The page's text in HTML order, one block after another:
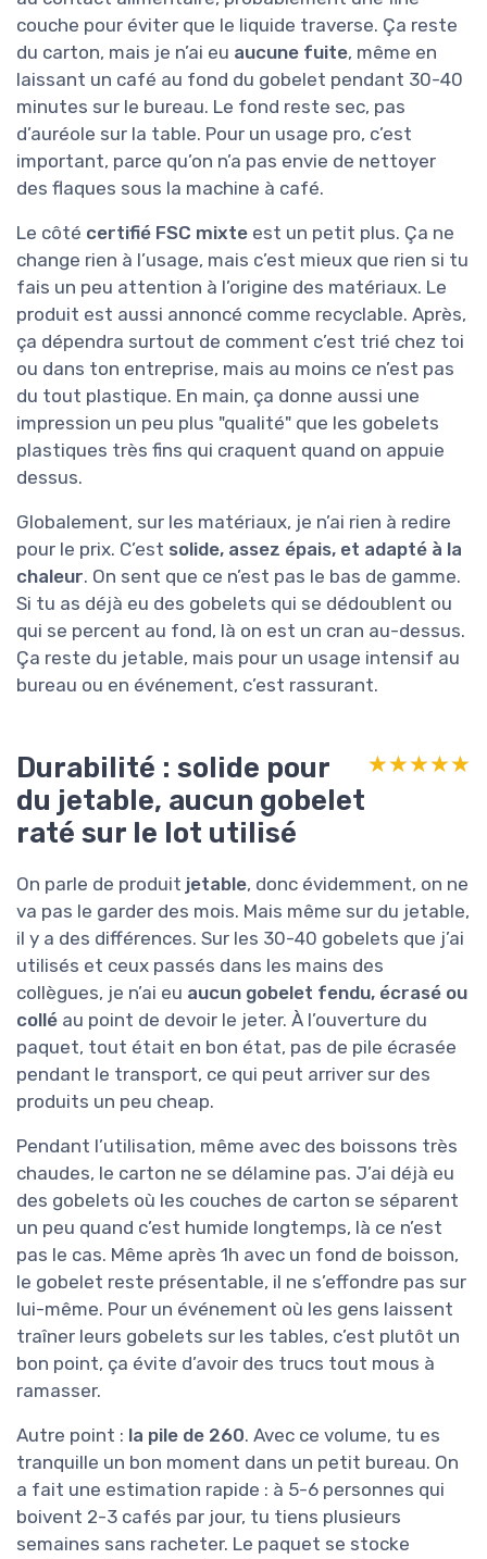
couche pour éviter que le liquide traverse. Ça reste
du carton, mais je n’ai eu aucune fuite, même en
laissant un café au fond du gobelet pendant 30-40
minutes sur le bureau. Le fond reste sec, pas
d’auréole sur la table. Pour un usage pro, c’est
important, parce qu’on n’a pas envie de nettoyer
des flaques sous la machine à café.
Le côté certifié FSC mixte est un petit plus. Ça ne
change rien à l’usage, mais c’est mieux que rien si tu
fais un peu attention à l’origine des matériaux. Le
produit est aussi annoncé comme recyclable. Après,
ça dépendra surtout de comment c’est trié chez toi
ou dans ton entreprise, mais au moins ce n’est pas
du tout plastique. En main, ça donne aussi une
impression un peu plus "qualité" que les gobelets
plastiques très fins qui craquent quand on appuie
dessus.
Globalement, sur les matériaux, je n’ai rien à redire
pour le prix. C’est solide, assez épais, et adapté à la
chaleur. On sent que ce n’est pas le bas de gamme.
Si tu as déjà eu des gobelets qui se dédoublent ou
qui se percent au fond, là on est un cran au-dessus.
Ça reste du jetable, mais pour un usage intensif au
bureau ou en événement, c’est rassurant.
Durabilité : solide pour
du jetable, aucun gobelet
raté sur le lot utilisé
★★★★★
★★★★★
On parle de produit jetable, donc évidemment, on ne
va pas le garder des mois. Mais même sur du jetable,
il y a des différences. Sur les 30-40 gobelets que j’ai
utilisés et ceux passés dans les mains des
collègues, je n’ai eu aucun gobelet fendu, écrasé ou
collé au point de devoir le jeter. À l’ouverture du
paquet, tout était en bon état, pas de pile écrasée
pendant le transport, ce qui peut arriver sur des
produits un peu cheap.
Pendant l’utilisation, même avec des boissons très
chaudes, le carton ne se délamine pas. J’ai déjà eu
des gobelets où les couches de carton se séparent
un peu quand c’est humide longtemps, là ce n’est
pas le cas. Même après 1h avec un fond de boisson,
le gobelet reste présentable, il ne s’effondre pas sur
lui-même. Pour un événement où les gens laissent
traîner leurs gobelets sur les tables, c’est plutôt un
bon point, ça évite d’avoir des trucs tout mous à
ramasser.
Autre point : la pile de 260. Avec ce volume, tu es
tranquille un bon moment dans un petit bureau. On
a fait une estimation rapide : à 5-6 personnes qui
boivent 2-3 cafés par jour, tu tiens plusieurs
semaines sans racheter. Le paquet se stocke